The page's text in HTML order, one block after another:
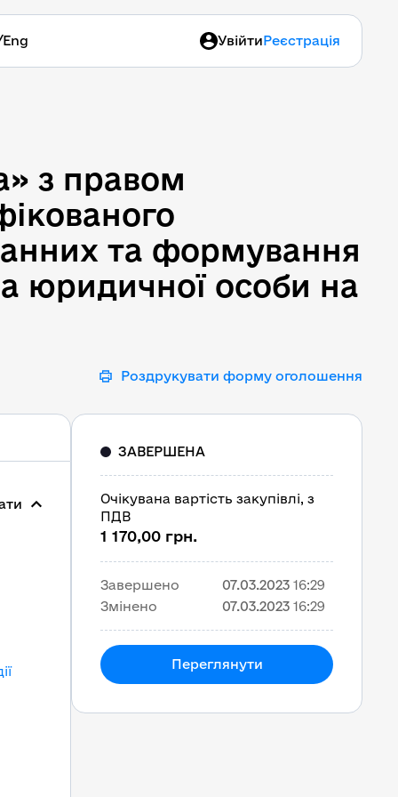
Eng УвійтиРеєстрація
з правом
та формування
юридичної особи на
Роздрукувати форму оголошення
ЗАВЕРШЕНА
Очікувана вартість закупівлі, з
ПДВ
1 170,00 грн.
Завершено 07.03.2023 16:29
Змінено
07.03.2023 16:29
Переглянути